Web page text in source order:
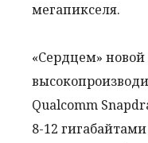
мегапикселя.
«Сердцем»
Qualcomm
8-12